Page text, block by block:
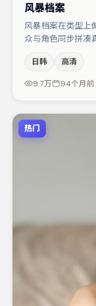
风暴档案
风暴档案在类型上
众与角色同步拼凑
怡、周迅、亚当·
抠台词与伏笔的观
日韩 高清
9.7万 94个月前
热门